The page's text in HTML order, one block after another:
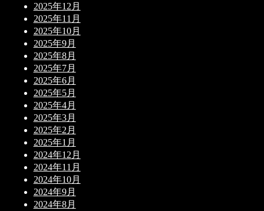
2025年12月
2025年11月
2025年10月
2025年9月
2025年8月
2025年7月
2025年6月
2025年5月
2025年4月
2025年3月
2025年2月
2025年1月
2024年12月
2024年11月
2024年10月
2024年9月
2024年8月